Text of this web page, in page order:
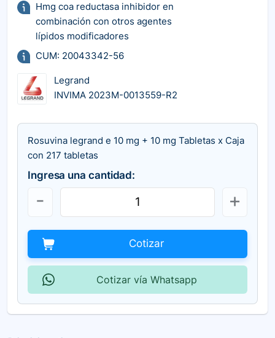
Hmg coa reductasa inhibidor en
combinación con otros agentes
lípidos modificadores
CUM: 20043342-56
Legrand
INVIMA 2023M-0013559-R2
Rosuvina legrand e 10 mg + 10 mg Tabletas x Caja
con 217 tabletas
Ingresa una cantidad:
Cotizar
Cotizar vía Whatsapp